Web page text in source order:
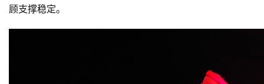
比
顾支撑稳定。